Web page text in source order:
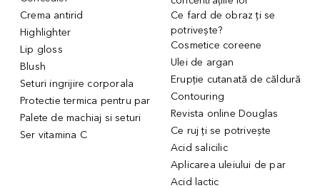
Crema antirid
Highlighter
Lip gloss
Blush
Seturi ingrijire corporala
Protectie termica pentru par
Palete de machiaj si seturi
Ser vitamina C
Ce fard de obraz ți se
potrivește?
Cosmetice coreene
Ulei de argan
Erupție cutanată de căldură
Contouring
Revista online Douglas
Ce ruj ți se potrivește
Acid salicilic
Aplicarea uleiului de par
Acid lactic